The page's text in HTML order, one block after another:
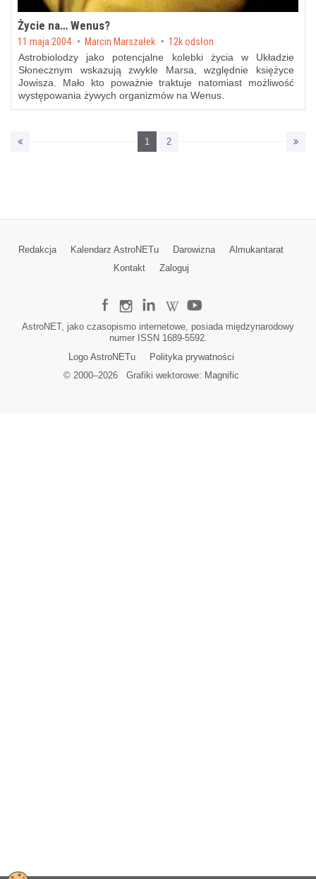
Życie na… Wenus?
Posted on
11 maja 2004 by Marcin Marszałek 12k odsłon
Astrobiolodzy jako potencjalne kolebki życia w Układzie
Słonecznym wskazują zwykle Marsa, względnie księżyce
Jowisza. Mało kto poważnie traktuje natomiast możliwość
występowania żywych organizmów na Wenus.
1 2
Redakcja Kalendarz AstroNETu Darowizna
Almukantarat
Kontakt
Zaloguj
AstroNET, jako czasopismo internetowe, posiada międzynarodowy
numer ISSN 1689-5592.
Logo AstroNETu
Polityka prywatności
© 2000–2026Grafiki wektorowe: Magnific